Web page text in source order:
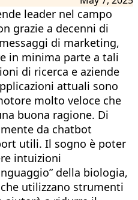
leader nel campo
grazie a decenni di
di marketing,
in minima parte a tali
di ricerca e aziende
attuali sono
molto veloce che
buona ragione. Di
da chatbot
utili. Il sogno è poter
intuizioni
della biologia,
utilizzano strumenti